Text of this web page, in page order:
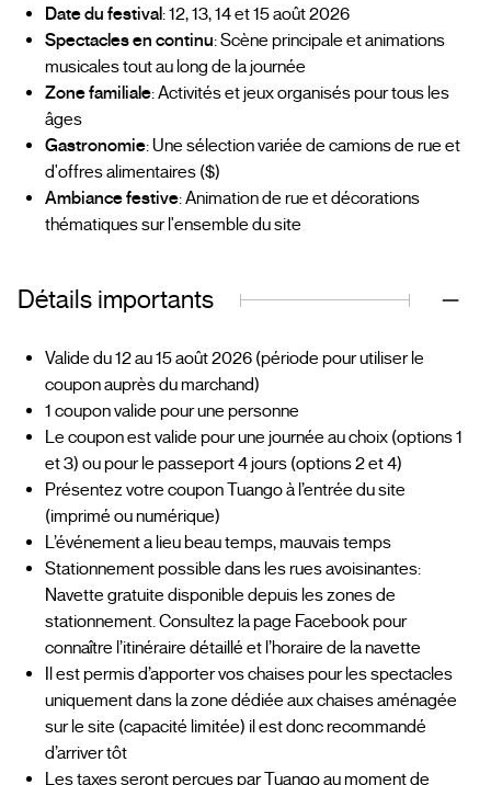
Date du festival: 12, 13, 14 et 15 août 2026
Spectacles en continu: Scène principale et animations
musicales tout au long de la journée
Zone familiale: Activités et jeux organisés pour tous les
âges
Gastronomie: Une sélection variée de camions de rue et
d'offres alimentaires ($)
Ambiance festive: Animation de rue et décorations
thématiques sur l'ensemble du site
Détails importants
Valide du 12 au 15 août 2026 (période pour utiliser le
coupon auprès du marchand)
1 coupon valide pour une personne
Le coupon est valide pour une journée au choix (options 1
et 3) ou pour le passeport 4 jours (options 2 et 4)
Présentez votre coupon Tuango à l’entrée du site
(imprimé ou numérique)
L’événement a lieu beau temps, mauvais temps
Stationnement possible dans les rues avoisinantes:
Navette gratuite disponible depuis les zones de
stationnement. Consultez la page Facebook pour
connaître l’itinéraire détaillé et l’horaire de la navette
Il est permis d’apporter vos chaises pour les spectacles
uniquement dans la zone dédiée aux chaises aménagée
sur le site (capacité limitée) il est donc recommandé
d’arriver tôt
Les taxes seront perçues par Tuango au moment de